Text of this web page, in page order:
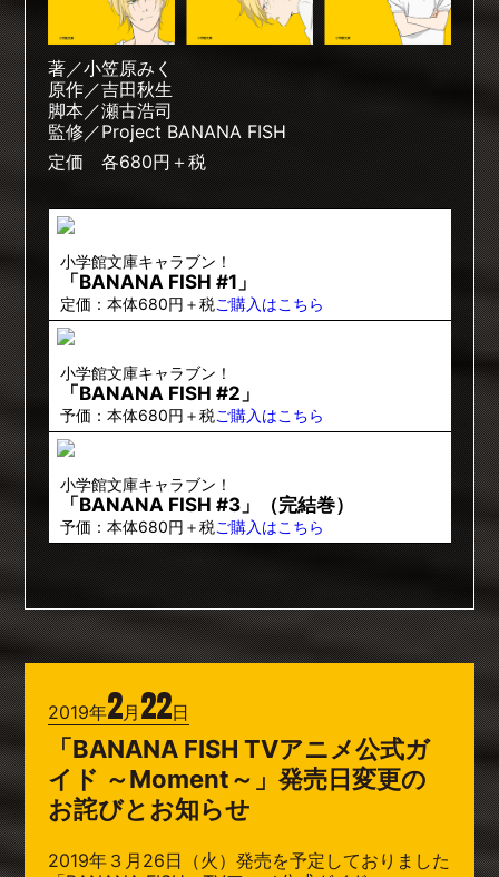
著／小笠原みく
原作／吉田秋生
脚本／瀬古浩司
監修／Project BANANA FISH
定価 各680円＋税
小学館文庫キャラブン！
「BANANA FISH #1」
定価：本体680円＋税ご購入はこちら
小学館文庫キャラブン！
「BANANA FISH #2」
予価：本体680円＋税ご購入はこちら
小学館文庫キャラブン！
「BANANA FISH #3」（完結巻）
予価：本体680円＋税ご購入はこちら
2019年2月 22日
「BANANA FISH TVアニメ公式ガ
イド ～Moment～」発売日変更の
お詫びとお知らせ
2019年３月26日（火）発売を予定しておりました